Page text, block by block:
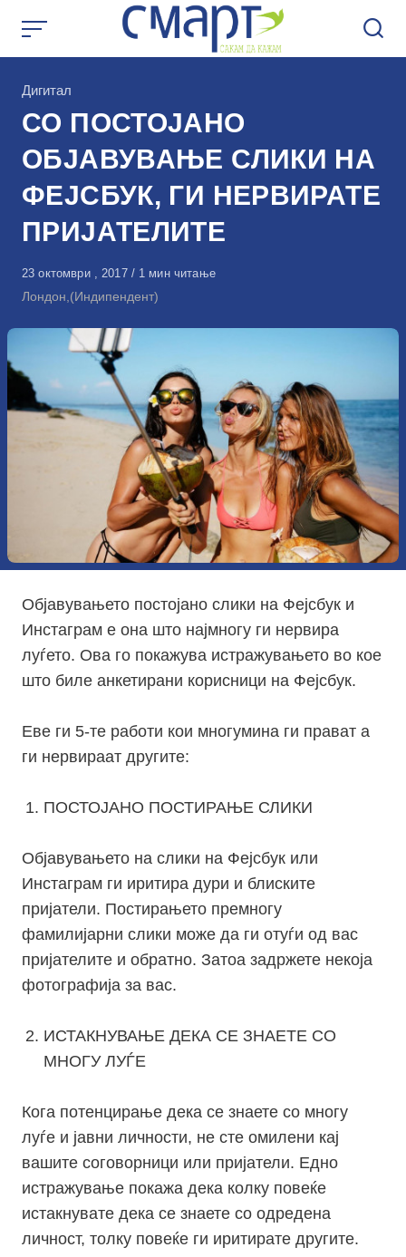
КАтегорија
Дигитал
СО ПОСТОЈАНО
ОБЈАВУВАЊЕ СЛИКИ НА
ФЕЈСБУК, ГИ НЕРВИРАТЕ
ПРИЈАТЕЛИТЕ
Објавено
на
23 октомври , 2017 1 мин читање
Лондон,(Индипендент)
Објавувањето постојано слики на Фејсбук и
Инстаграм е она што најмногу ги нервира
луѓето. Ова го покажува истражувањето во кое
што биле анкетирани корисници на Фејсбук.
Еве ги 5-те работи кои многумина ги прават а
ги нервираат другите:
ПОСТОЈАНО ПОСТИРАЊЕ СЛИКИ
Објавувањето на слики на Фејсбук или
Инстаграм ги иритира дури и блиските
пријатели. Постирањето премногу
фамилијарни слики може да ги отуѓи од вас
пријателите и обратно. Затоа задржете некоја
фотографија за вас.
ИСТАКНУВАЊЕ ДЕКА СЕ ЗНАЕТЕ СО
МНОГУ ЛУЃЕ
Кога потенцирање дека се знаете со многу
луѓе и јавни личности, не сте омилени кај
вашите соговорници или пријатели. Едно
истражување покажа дека колку повеќе
истакнувате дека се знаете со одредена
личност, толку повеќе ги иритирате другите.